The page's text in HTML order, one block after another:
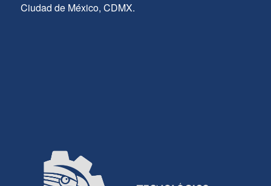
Ciudad de México, CDMX.